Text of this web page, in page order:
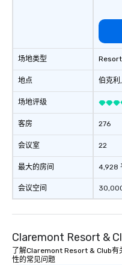
场地类型
地点
场地评级
客房
会议室
最大的房间
会议空间
Resort
伯克利
276
22
4,928
Claremont Resort &
了解Claremont Resort & Club有
性的常见问题